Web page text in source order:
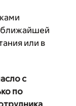
ближайшей
или в
с
по